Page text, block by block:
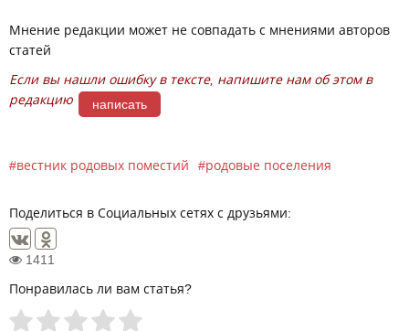
Мнение редакции может не совпадать с мнениями авторов
статей
Если вы нашли ошибку в тексте, напишите нам об этом в
редакцию
написать
вестник родовых поместий родовые поселения
Поделиться в Социальных сетях с друзьями:
1411
Понравилась ли вам статья?